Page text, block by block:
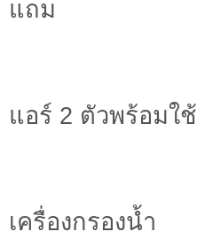
แถม
แอร์ 2 ตัวพร้อมใช้
เครื่องกรองน้ำ